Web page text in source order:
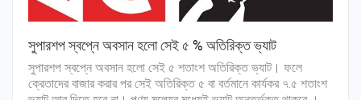
সুপারশপ স্বপ্নে অবসান হলো সেই ৫ % অতিরিক্ত ভ্যাট
সুপারশপ স্বপ্নে অবসান হলো সেই ৫ শতাংশ অতিরিক্ত ভ্যাট। ফলে
ক্রেতাদের বাজার করার পর সেই অতিরিক্ত ৫ বা বর্তমানে কার্যকর ৭.৫ শতাংশ